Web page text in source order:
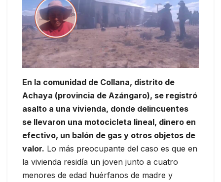
En la comunidad de Collana, distrito de
Achaya (provincia de Azángaro), se registró
asalto a una vivienda, donde delincuentes
se llevaron una motocicleta lineal, dinero en
efectivo, un balón de gas y otros objetos de
valor. Lo más preocupante del caso es que en
la vivienda residía un joven junto a cuatro
menores de edad huérfanos de madre y